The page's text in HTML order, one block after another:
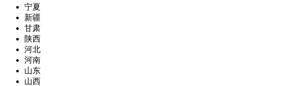
宁夏
新疆
甘肃
陕西
河北
河南
山东
山西